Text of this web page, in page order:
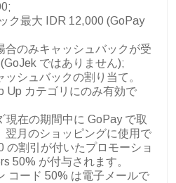
ク最大 IDR 12,000 (GoPay
合のみキャッシュバックが受
(GoJek ではありません);
シュバックの割り当て。
Up カテゴリにのみ有効で
現在の期間中に GoPay で取
翌月のショッピングに使用で
の割引が付いたプロモーショ
50% が付与されます。
コード 50% は電子メールで